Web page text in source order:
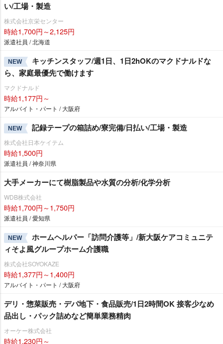
い/工場・製造
株式会社京栄センター
時給1,700円～2,125円
派遣社員 / 北海道
NEW
キッチンスタッフ/週1日、1日2hOKのマクドナルドな
ら、家庭最優先で働けます
マクドナルド
時給1,177円～
アルバイト・パート / 大阪府
NEW 記録テープの箱詰め/寮完備/日払い/工場・製造
株式会社日本ケイテム
時給1,500円
派遣社員 / 神奈川県
大手メーカーにて樹脂製品や水質の分析/化学分析
WDB株式会社
時給1,700円～1,750円
派遣社員 / 愛知県
NEW
ホームヘルパー「訪問介護等」/新大阪ケアコミュニテ
ィそよ風グループホーム介護職
株式会社SOYOKAZE
時給1,377円～1,400円
アルバイト・パート / 大阪府
デリ・惣菜販売・デパ地下・食品販売/1日2時間OK 接客少なめ
品出し・パック詰めなど簡単業務精肉
オーケー株式会社
時給1,230円～